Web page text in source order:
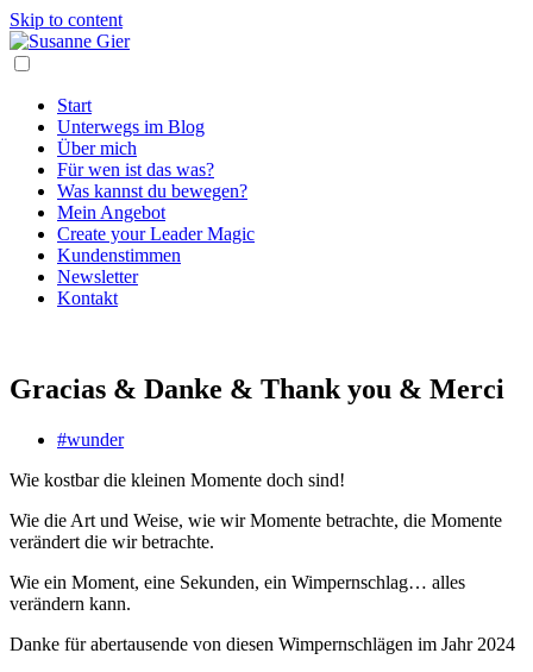
Skip to content
Start
Unterwegs im Blog
Über mich
Für wen ist das was?
Was kannst du bewegen?
Mein Angebot
Create your Leader Magic
Kundenstimmen
Newsletter
Kontakt
Gracias & Danke & Thank you & Merci
#wunder
Wie kostbar die kleinen Momente doch sind!
Wie die Art und Weise, wie wir Momente betrachte, die Momente
verändert die wir betrachte.
Wie ein Moment, eine Sekunden, ein Wimpernschlag… alles
verändern kann.
Danke für abertausende von diesen Wimpernschlägen im Jahr 2024